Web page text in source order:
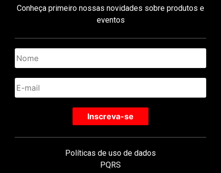
Conheça primeiro nossas novidades sobre produtos e
eventos
Políticas de uso de dados
PQRS